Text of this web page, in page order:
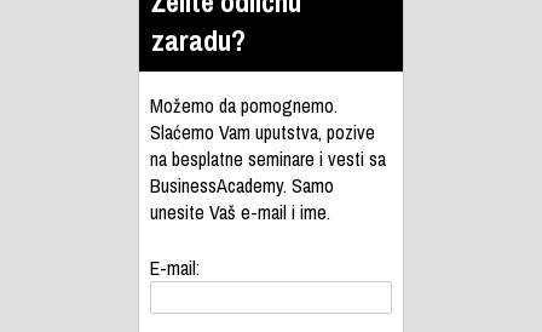
zaradu?
Možemo da pomognemo.
Slaćemo Vam uputstva, pozive
na besplatne seminare i vesti sa
BusinessAcademy. Samo
unesite Vaš e-mail i ime.
E-mail: